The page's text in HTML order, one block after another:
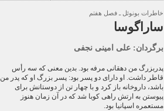
خاطرات بونوئل ـ فصل هفتم
ساراگوسا
برگردان: علی امینی نجفی
پدر‌بزرگ من دهقانی مرفه بود. بدین معنی که سه رأس
قاطر داشت. او دارای دو پسر بود: پسر بزرگ او که پدر من
باشد، داروخانه باز کرد و با چهار تن از دوستانش برای
پیوستن به ارتش راهی کوبا شد که در آن زمان هنوز
مستعمره اسپانیا بود.